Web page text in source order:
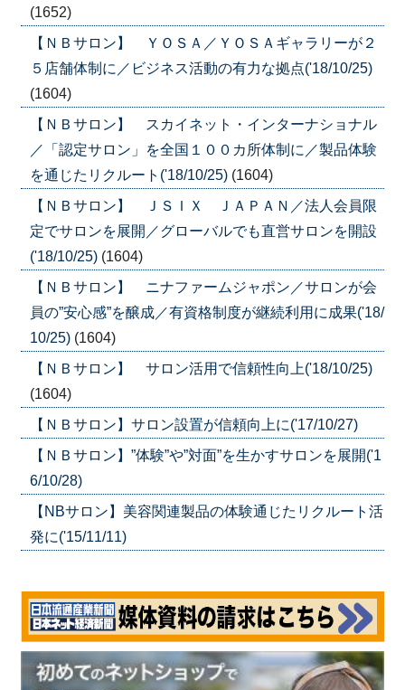
(1652)
【ＮＢサロン】 ＹＯＳＡ／ＹＯＳＡギャラリーが２
５店舗体制に／ビジネス活動の有力な拠点('18/10/25)
(1604)
【ＮＢサロン】 スカイネット・インターナショナル
／「認定サロン」を全国１００カ所体制に／製品体験
を通じたリクルート('18/10/25) (1604)
【ＮＢサロン】 ＪＳＩＸ ＪＡＰＡＮ／法人会員限
定でサロンを展開／グローバルでも直営サロンを開設
('18/10/25) (1604)
【ＮＢサロン】 ニナファームジャポン／サロンが会
員の”安心感”を醸成／有資格制度が継続利用に成果('18/
10/25) (1604)
【ＮＢサロン】 サロン活用で信頼性向上('18/10/25)
(1604)
【ＮＢサロン】サロン設置が信頼向上に('17/10/27)
【ＮＢサロン】”体験”や”対面”を生かすサロンを展開('1
6/10/28)
【NBサロン】美容関連製品の体験通じたリクルート活
発に('15/11/11)